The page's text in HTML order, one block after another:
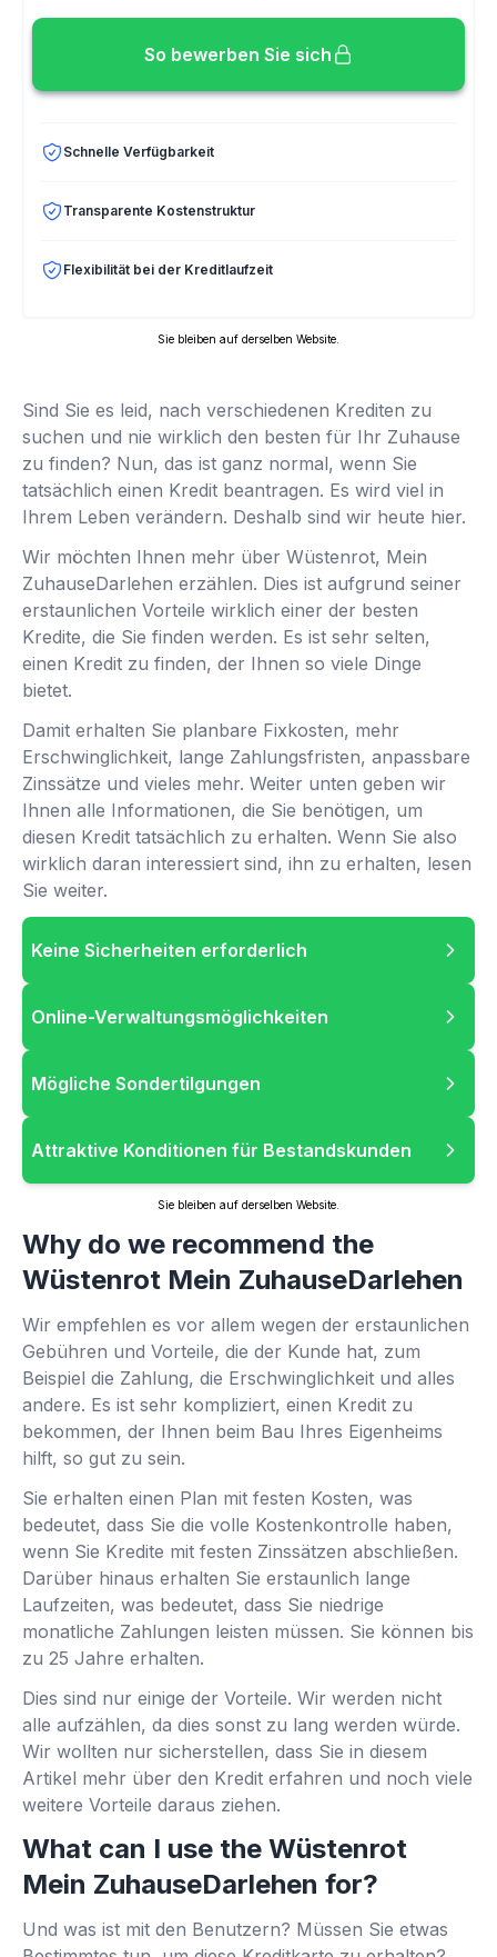
So bewerben Sie sich
Schnelle Verfügbarkeit
Transparente Kostenstruktur
Flexibilität bei der Kreditlaufzeit
Sie bleiben auf derselben Website.
Sind Sie es leid, nach verschiedenen Krediten zu
suchen und nie wirklich den besten für Ihr Zuhause
zu finden? Nun, das ist ganz normal, wenn Sie
tatsächlich einen Kredit beantragen. Es wird viel in
Ihrem Leben verändern. Deshalb sind wir heute hier.
Wir möchten Ihnen mehr über Wüstenrot, Mein
ZuhauseDarlehen erzählen. Dies ist aufgrund seiner
erstaunlichen Vorteile wirklich einer der besten
Kredite, die Sie finden werden. Es ist sehr selten,
einen Kredit zu finden, der Ihnen so viele Dinge
bietet.
Damit erhalten Sie planbare Fixkosten, mehr
Erschwinglichkeit, lange Zahlungsfristen, anpassbare
Zinssätze und vieles mehr. Weiter unten geben wir
Ihnen alle Informationen, die Sie benötigen, um
diesen Kredit tatsächlich zu erhalten. Wenn Sie also
wirklich daran interessiert sind, ihn zu erhalten, lesen
Sie weiter.
Keine Sicherheiten erforderlich
Online-Verwaltungsmöglichkeiten
Mögliche Sondertilgungen
Attraktive Konditionen für Bestandskunden
Sie bleiben auf derselben Website.
Why do we recommend the
Wüstenrot Mein ZuhauseDarlehen
Wir empfehlen es vor allem wegen der erstaunlichen
Gebühren und Vorteile, die der Kunde hat, zum
Beispiel die Zahlung, die Erschwinglichkeit und alles
andere. Es ist sehr kompliziert, einen Kredit zu
bekommen, der Ihnen beim Bau Ihres Eigenheims
hilft, so gut zu sein.
Sie erhalten einen Plan mit festen Kosten, was
bedeutet, dass Sie die volle Kostenkontrolle haben,
wenn Sie Kredite mit festen Zinssätzen abschließen.
Darüber hinaus erhalten Sie erstaunlich lange
Laufzeiten, was bedeutet, dass Sie niedrige
monatliche Zahlungen leisten müssen. Sie können bis
zu 25 Jahre erhalten.
Dies sind nur einige der Vorteile. Wir werden nicht
alle aufzählen, da dies sonst zu lang werden würde.
Wir wollten nur sicherstellen, dass Sie in diesem
Artikel mehr über den Kredit erfahren und noch viele
weitere Vorteile daraus ziehen.
What can I use the Wüstenrot
Mein ZuhauseDarlehen for?
Und was ist mit den Benutzern? Müssen Sie etwas